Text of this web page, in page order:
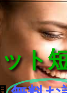
ト